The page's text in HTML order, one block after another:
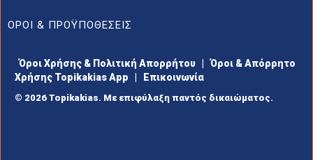
ΟΡΟΙ & ΠΡΟΫΠΟΘΕΣΕΙΣ
Όροι Χρήσης & Πολιτική Απορρήτου
Όροι & Απόρρητο
Χρήσης Topikakias App
Επικοινωνία
© 2026 Topikakias. Με επιφύλαξη παντός δικαιώματος.